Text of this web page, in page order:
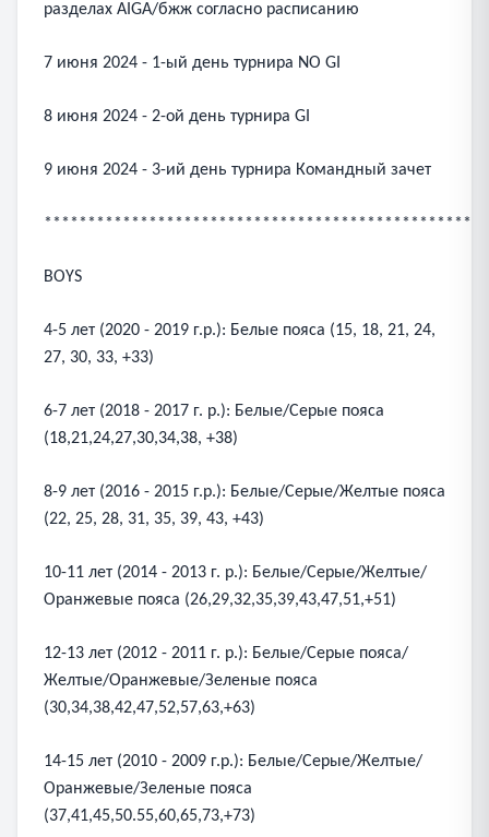
разделах AIGA/бжж согласно расписанию
7 июня 2024 - 1-ый день турнира NO GI
8 июня 2024 - 2-ой день турнира GI
9 июня 2024 - 3-ий день турнира Командный зачет
BOYS
4-5 лет (2020 - 2019 г.р.): Белые пояса (15, 18, 21, 24,
27, 30, 33, +33)
6-7 лет (2018 - 2017 г. р.): Белые/Серые пояса
(18,21,24,27,30,34,38, +38)
8-9 лет (2016 - 2015 г.р.): Белые/Серые/Желтые пояса
(22, 25, 28, 31, 35, 39, 43, +43)
10-11 лет (2014 - 2013 г. р.): Белые/Серые/Желтые/
Оранжевые пояса (26,29,32,35,39,43,47,51,+51)
12-13 лет (2012 - 2011 г. р.): Белые/Серые пояса/
Желтые/Оранжевые/Зеленые пояса
(30,34,38,42,47,52,57,63,+63)
14-15 лет (2010 - 2009 г.р.): Белые/Серые/Желтые/
Оранжевые/Зеленые пояса
(37,41,45,50.55,60,65,73,+73)